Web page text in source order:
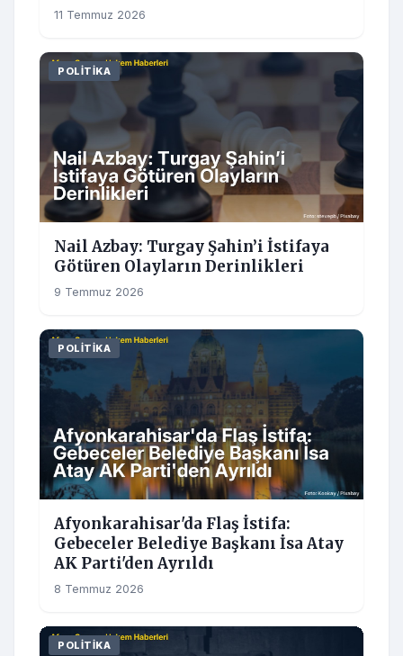
11 Temmuz 2026
POLITIKA
Nail Azbay: Turgay Şahin’i İstifaya
Götüren Olayların Derinlikleri
9 Temmuz 2026
POLITIKA
Afyonkarahisar'da Flaş İstifa:
Gebeceler Belediye Başkanı İsa Atay
AK Parti'den Ayrıldı
8 Temmuz 2026
POLITIKA